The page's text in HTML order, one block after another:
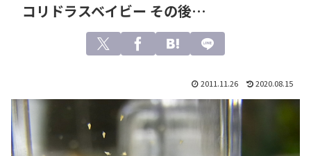
コリドラスベイビー その後…
2011.11.26 2020.08.15